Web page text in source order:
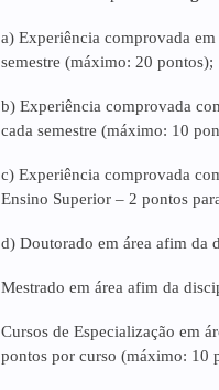
a) Experiência comprovada
semestre (máximo: 20 pontos);
b) Experiência comprovada
cada semestre (máximo: 10
c) Experiência comprovada
Ensino Superior – 2 pontos
d) Doutorado em área afim da
Mestrado em área afim da
Cursos de Especialização em
pontos por curso (máximo: 10